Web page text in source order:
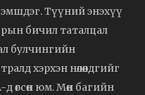
Түүний энэхүү
бичил таталцал
булчингийн
хэрхэн нөлөөлдгийг
өгсөн юм. Мөн багийн